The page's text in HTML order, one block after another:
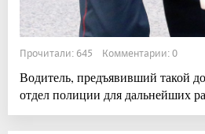
Прочитали: 645 Комментарии: 0
Водитель, предъявивший такой
отдел полиции для дальнейших